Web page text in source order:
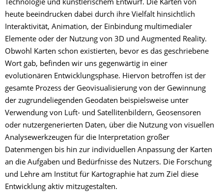
Technologie und künstlerischem Entwurf. Die Karten von
heute beeindrucken dabei durch ihre Vielfalt hinsichtlich
Interaktivität, Animation, der Einbindung multimedialer
Elemente oder der Nutzung von 3D und Augmented Reality.
Obwohl Karten schon existierten, bevor es das geschriebene
Wort gab, befinden wir uns gegenwärtig in einer
evolutionären Entwicklungsphase. Hiervon betroffen ist der
gesamte Prozess der Geovisualisierung von der Gewinnung
der zugrundeliegenden Geodaten beispielsweise unter
Verwendung von Luft- und Satellitenbildern, Geosensoren
oder nutzergenerierten Daten, über die Nutzung von visuellen
Analysewerkzeugen für die Interpretation großer
Datenmengen bis hin zur individuellen Anpassung der Karten
an die Aufgaben und Bedürfnisse des Nutzers. Die Forschung
und Lehre am Institut für Kartographie hat zum Ziel diese
Entwicklung aktiv mitzugestalten.